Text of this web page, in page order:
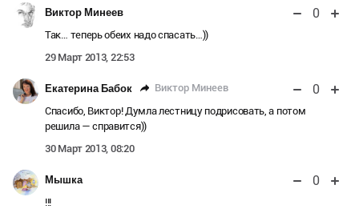
Виктор Минеев 0
Так… теперь обеих надо спасать…))
29 Март 2013, 22:53
Екатерина Бабок Виктор Минеев 0
Спасибо, Виктор! Думла лестницу подрисовать, а потом
решила — справится))
30 Март 2013, 08:20
Мышка 0
!!!